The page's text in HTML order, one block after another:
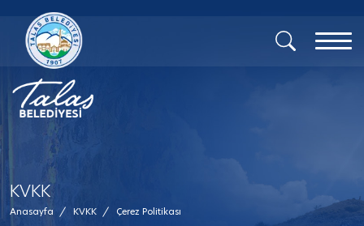
KVKK
Anasayfa / KVKK / Çerez Politikası